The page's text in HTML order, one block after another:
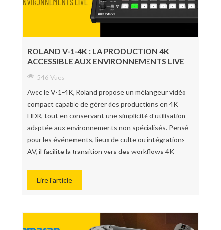
ROLAND V-1-4K : LA PRODUCTION 4K
ACCESSIBLE AUX ENVIRONNEMENTS LIVE
546 Vues
Avec le V-1-4K, Roland propose un mélangeur vidéo
compact capable de gérer des productions en 4K
HDR, tout en conservant une simplicité d’utilisation
adaptée aux environnements non spécialisés. Pensé
pour les événements, lieux de culte ou intégrations
AV, il facilite la transition vers des workflows 4K
Lire l'article